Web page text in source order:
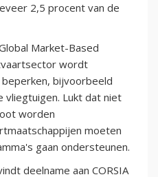
2,5 procent van de
Market-Based
wordt
bijvoorbeeld
vliegtuigen. Lukt dat niet
worden
moeten
gaan ondersteunen.
deelname aan CORSIA